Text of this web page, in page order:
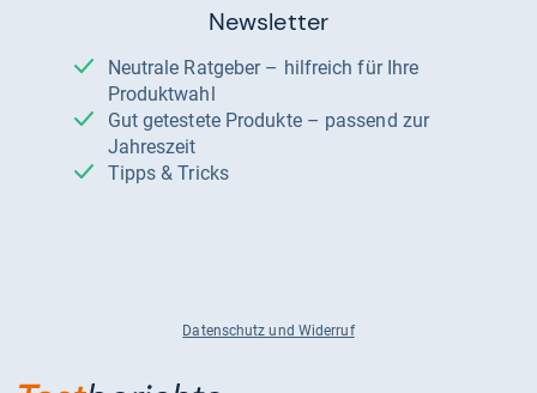
Newsletter
Neutrale Ratgeber – hilfreich für Ihre
Produktwahl
Gut getestete Produkte – passend zur
Jahreszeit
Tipps & Tricks
Datenschutz und Widerruf